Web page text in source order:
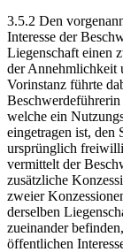
3.5.2 Den
Interesse der
Liegenschaft einen
der Annehmlichkeit
Vorinstanz führte
welche ein
eingetragen ist, den
ursprünglich
vermittelt der
zusätzliche
zweier
derselben
zueinander
öffentlichen